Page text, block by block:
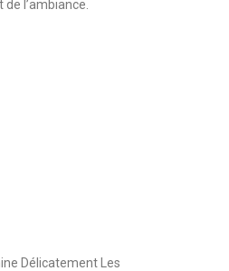
l’ambiance.
Délicatement Les